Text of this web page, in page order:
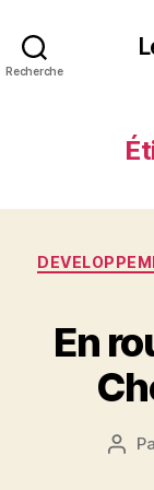
Recherche
En